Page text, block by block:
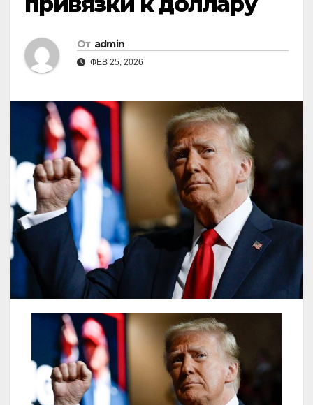
От admin
ФЕВ 25, 2026